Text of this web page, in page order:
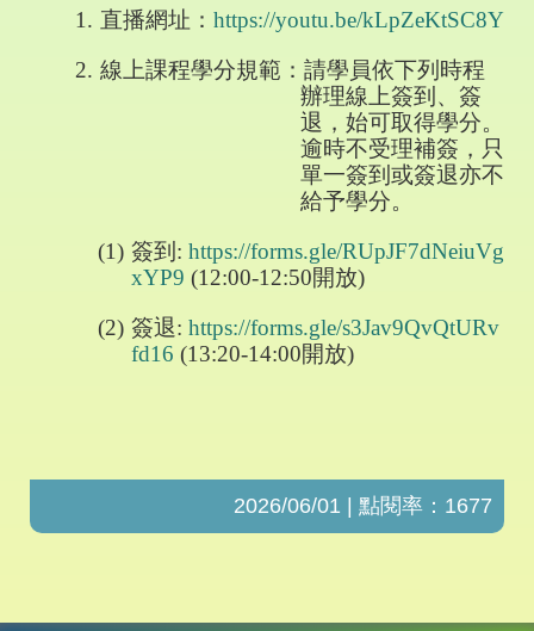
1. 直播網址： https://youtu.be/kLpZeKtSC8Y
2. 線上課程學分規範：請學員依下列時程
辦理線上簽到、簽
退，始可取得學分。
逾時不受理補簽，只
單一簽到或簽退亦不
給予學分。
(1) 簽到 : https://forms.gle/RUpJF7dNeiuVg
xYP9 (12:00-12:50開放)
(2) 簽退: https://forms.gle/s3Jav9QvQtURv
fd16 (13:20-14:00開放)
2026/06/01 | 點閱率：1677